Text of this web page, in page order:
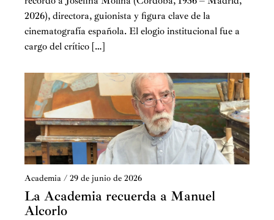
2026), directora, guionista y figura clave de la
cinematografía española. El elogio institucional fue a
cargo del crítico […]
Academia / 29 de junio de 2026
La Academia recuerda a Manuel
Alcorlo